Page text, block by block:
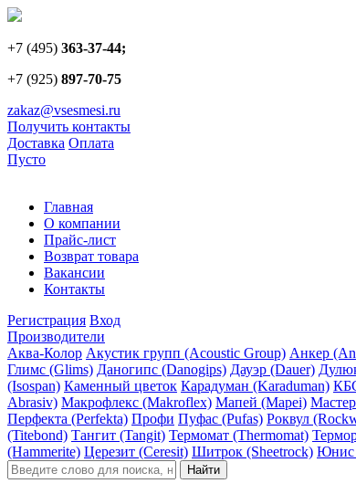
+7 (495) 363-37-44;
+7 (925) 897-70-75
zakaz@vsesmesi.ru
Получить контакты
Доставка Оплата
Пусто
Главная
О компании
Прайс-лист
Возврат товара
Вакансии
Контакты
Регистрация Вход
Производители
Аква-Колор Акустик групп (Acoustic Group) Анкер
Глимс (Glims) Даногипс (Danogips) Дауэр (Dauer)
(Isospan) Каменный цветок Карадуман (Karaduman)
Abrasiv) Макрофлекс (Makroflex) Мапей (Mapei)
Перфекта (Perfekta) Профи Пуфас (Pufas) Роквул
(Titebond) Тангит (Tangit) Термомат (Thermomat)
(Hammerite) Церезит (Ceresit) Шитрок (Sheetrock) Юнис